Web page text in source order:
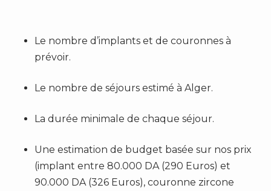
Le nombre d’implants et de couronnes à
prévoir.
Le nombre de séjours estimé à Alger.
La durée minimale de chaque séjour.
Une estimation de budget basée sur nos prix
(implant entre 80.000 DA (290 Euros) et
90.000 DA (326 Euros), couronne zircone